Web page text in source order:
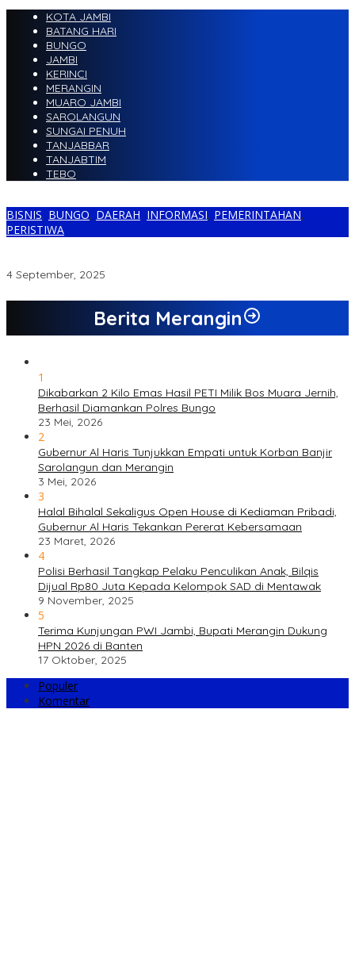
KOTA JAMBI
BATANG HARI
BUNGO
JAMBI
KERINCI
MERANGIN
MUARO JAMBI
SAROLANGUN
SUNGAI PENUH
TANJABBAR
TANJABTIM
TEBO
BISNIS, BUNGO, DAERAH, INFORMASI, PEMERINTAHAN,
PERISTIWA
4 September, 2025
Berita Merangin
1
Dikabarkan 2 Kilo Emas Hasil PETI Milik Bos Muara Jernih,
Berhasil Diamankan Polres Bungo
23 Mei, 2026
2
Gubernur Al Haris Tunjukkan Empati untuk Korban Banjir
Sarolangun dan Merangin
3 Mei, 2026
3
Halal Bihalal Sekaligus Open House di Kediaman Pribadi,
Gubernur Al Haris Tekankan Pererat Kebersamaan
23 Maret, 2026
4
Polisi Berhasil Tangkap Pelaku Penculikan Anak, Bilqis
Dijual Rp80 Juta Kepada Kelompok SAD di Mentawak
9 November, 2025
5
Terima Kunjungan PWI Jambi, Bupati Merangin Dukung
HPN 2026 di Banten
17 Oktober, 2025
Populer
Komentar